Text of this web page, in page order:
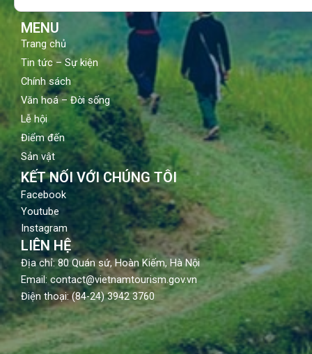
MENU
Trang chủ
Tin tức – Sự kiện
Chính sách
Văn hoá – Đời sống
Lễ hội
Điểm đến
Sản vật
KẾT NỐI VỚI CHÚNG TÔI
Facebook
Youtube
Instagram
LIÊN HỆ
Địa chỉ: 80 Quán sứ, Hoàn Kiếm, Hà Nội
Email: contact@vietnamtourism.gov.vn
Điện thoại: (84-24) 3942 3760